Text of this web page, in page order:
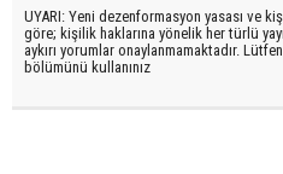
UYARI: Yeni dezenformasyon yasası ve
göre; kişilik haklarına yönelik her türlü
aykırı yorumlar onaylanmamaktadır.
bölümünü kullanınız